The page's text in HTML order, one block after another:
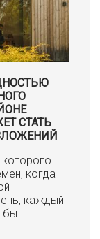
СТАТЬ
когда
каждый
бы